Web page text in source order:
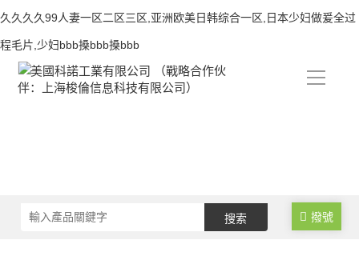
久久久久99人妻一区二区三区,亚洲欧美日韩综合一区,日本少妇做爰全过
程毛片,少妇bbb搡bbb搡bbb
导
撥號